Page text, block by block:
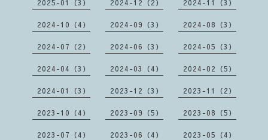
2025-01（3） 2024-12（2） 2024-11（3）
2024-10（4） 2024-09（3） 2024-08（3）
2024-07（2） 2024-06（3） 2024-05（3）
2024-04（3） 2024-03（4） 2024-02（5）
2024-01（3） 2023-12（3） 2023-11（2）
2023-10（4） 2023-09（5） 2023-08（5）
2023-07（4） 2023-06（4） 2023-05（4）